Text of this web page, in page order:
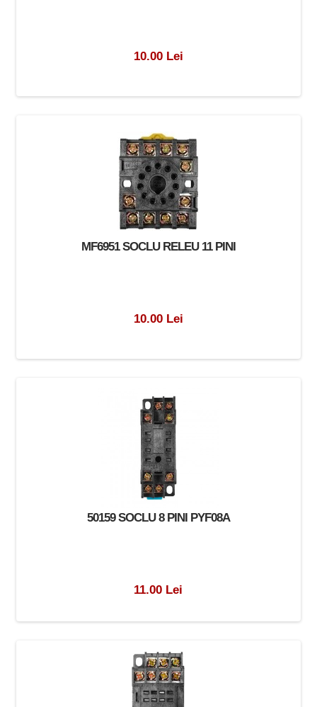
10.00 Lei
MF6951 SOCLU RELEU 11 PINI
10.00 Lei
50159 SOCLU 8 PINI PYF08A
11.00 Lei